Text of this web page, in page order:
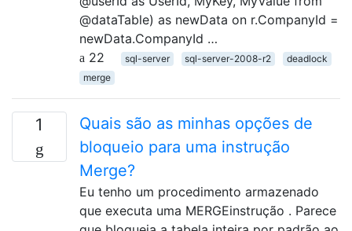
@dataTable) as newData on r.CompanyId =
newData.CompanyId …
22
sql-server sql-server-2008-r2
deadlock
merge
1
Quais são as minhas opções de
bloqueio para uma instrução
Merge?
Eu tenho um procedimento armazenado
que executa uma MERGEinstrução . Parece